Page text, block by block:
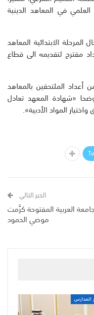
في المعاهد الدينية
الابتدائية المعاهد
مقترح لتقديمه الى قطاع
الملتحقين بالمعاهد
«شهادة المعهد تعادل
المواد الأدبية».
الخبر التالي
العربية المفتوحة كرَّمت
موضي الحمود
المدارس